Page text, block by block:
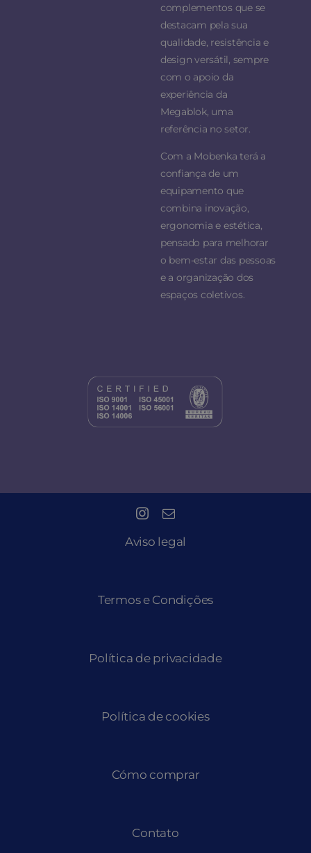
complementos que se
destacam pela sua
qualidade, resistência e
design versátil, sempre
com o apoio da
experiência da
Megablok, uma
referência no setor.
Com a Mobenka terá a
confiança de um
equipamento que
combina inovação,
ergonomia e estética,
pensado para melhorar
o bem-estar das pessoas
e a organização dos
espaços coletivos.
Aviso legal
Termos e Condições
Política de privacidade
Política de cookies
Cómo comprar
Contato